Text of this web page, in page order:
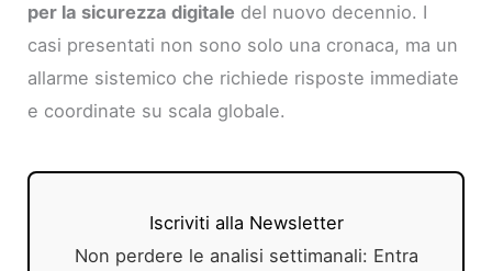
per la sicurezza digitale del nuovo decennio. I
casi presentati non sono solo una cronaca, ma un
allarme sistemico che richiede risposte immediate
e coordinate su scala globale.
Iscriviti alla Newsletter
Non perdere le analisi settimanali: Entra